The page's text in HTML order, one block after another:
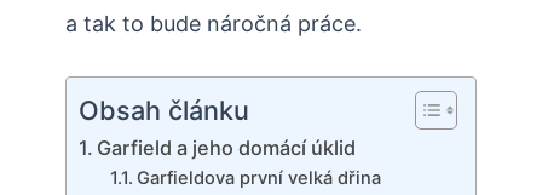
a tak to bude náročná práce.
Obsah článku
Garfield a jeho domácí úklid
Garfieldova první velká dřina